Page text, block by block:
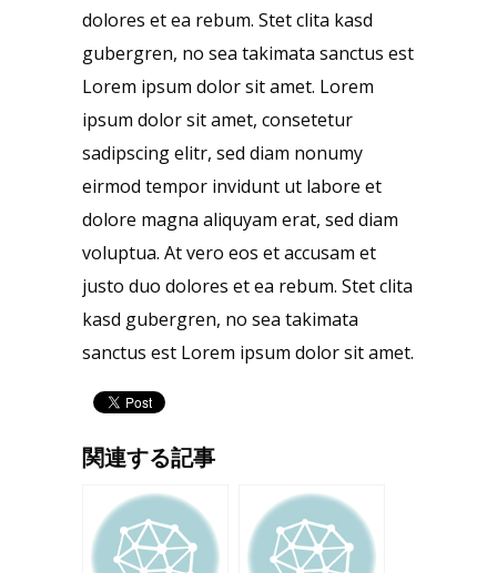
dolores et ea rebum. Stet clita kasd
gubergren, no sea takimata sanctus est
Lorem ipsum dolor sit amet. Lorem
ipsum dolor sit amet, consetetur
sadipscing elitr, sed diam nonumy
eirmod tempor invidunt ut labore et
dolore magna aliquyam erat, sed diam
voluptua. At vero eos et accusam et
justo duo dolores et ea rebum. Stet clita
kasd gubergren, no sea takimata
sanctus est Lorem ipsum dolor sit amet.
関連する記事